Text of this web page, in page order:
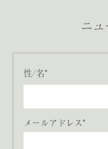
ニ
性/名*
メールアドレス*